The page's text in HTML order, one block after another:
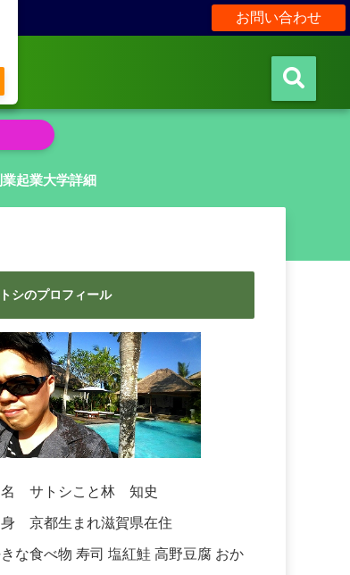
お問い合わせ
業起業大学詳細
シのプロフィール
名 サトシこと林 知史
京都生まれ滋賀県在住
な食べ物 寿司 塩紅鮭 高野豆腐 おか